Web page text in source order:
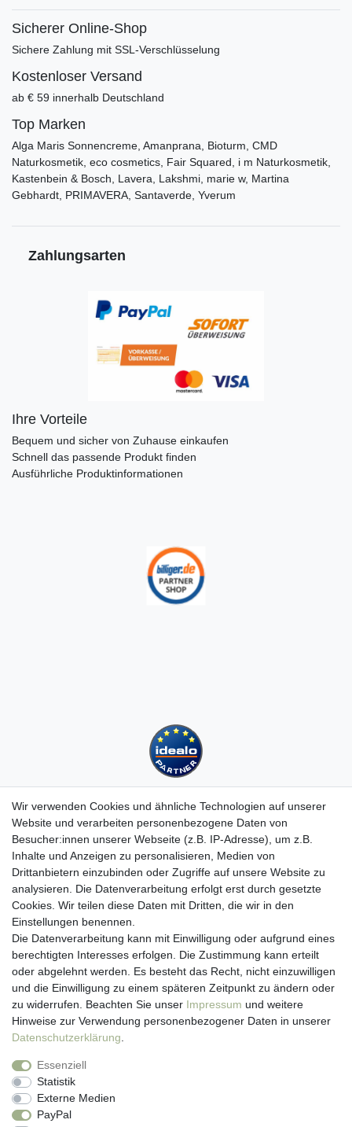
Sicherer Online-Shop
Sichere Zahlung mit SSL-Verschlüsselung
Kostenloser Versand
ab € 59 innerhalb Deutschland
Top Marken
Alga Maris Sonnencreme, Amanprana, Bioturm, CMD
Naturkosmetik, eco cosmetics, Fair Squared, i m Naturkosmetik,
Kastenbein & Bosch, Lavera, Lakshmi, marie w, Martina
Gebhardt, PRIMAVERA, Santaverde, Yverum
Zahlungsarten
Ihre Vorteile
Bequem und sicher von Zuhause einkaufen
Schnell das passende Produkt finden
Ausführliche Produktinformationen
Kundenservice
Hotline: 07452 - 847 162 0
Kontakt
Anmelden
Registrieren
Newsletter
Versand & Lieferung
Zahlungsarten
viasalutis
Mehr zu viasalutis
Beratungscenter Haut
News
Beliebte Produkte (Top 20)
Wir verwenden Cookies und ähnliche Technologien auf unserer
Website und verarbeiten personenbezogene Daten von
Besucher:innen unserer Webseite (z.B. IP-Adresse), um z.B.
Inhalte und Anzeigen zu personalisieren, Medien von
Drittanbietern einzubinden oder Zugriffe auf unsere Website zu
analysieren. Die Datenverarbeitung erfolgt erst durch gesetzte
Cookies. Wir teilen diese Daten mit Dritten, die wir in den
Einstellungen benennen.
Die Datenverarbeitung kann mit Einwilligung oder aufgrund eines
berechtigten Interesses erfolgen. Die Zustimmung kann erteilt
oder abgelehnt werden. Es besteht das Recht, nicht einzuwilligen
und die Einwilligung zu einem späteren Zeitpunkt zu ändern oder
zu widerrufen. Beachten Sie unser Impressum und weitere
Hinweise zur Verwendung personenbezogener Daten in unserer
Daten­schutz­erklärung
Essenziell
Statistik
Externe Medien
PayPal